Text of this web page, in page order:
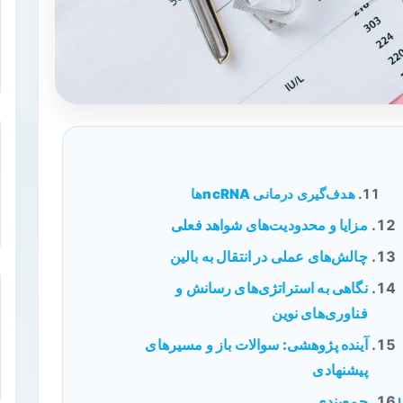
هدف‌گیری درمانی ncRNAها
مزایا و محدودیت‌های شواهد فعلی
چالش‌های عملی در انتقال به بالین
نگاهی به استراتژی‌های رسانش و
فناوری‌های نوین
آینده پژوهشی: سوالات باز و مسیرهای
پیشنهادی